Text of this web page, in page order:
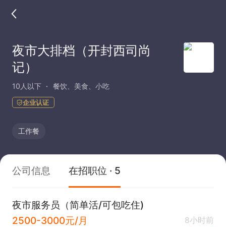
夜市大排档（开封西司尚
记）
10人以下 餐饮、美食、小吃
企业认证
工作餐
公司信息 在招职位 · 5
夜市服务员（简单活/可包吃住)
2500-3000元/月
8小时前